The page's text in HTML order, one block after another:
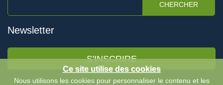
CHERCHER
Newsletter
S'INSCRIRE
Ce site utilise des cookies
Nous utilisons les cookies pour personnaliser le contenu et les